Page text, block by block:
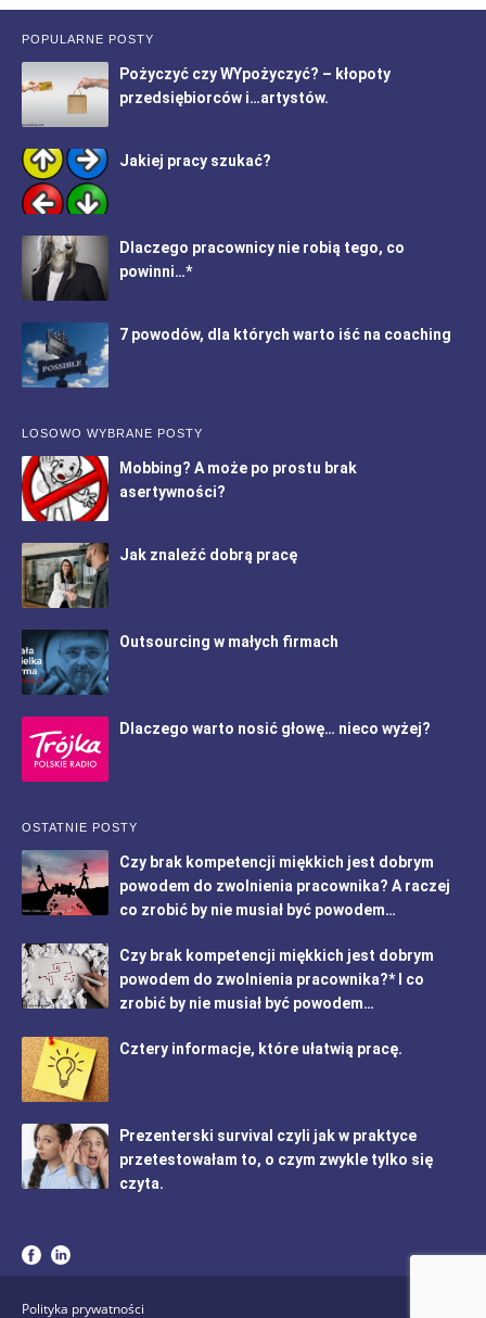
POPULARNE POSTY
Pożyczyć czy WYpożyczyć? – kłopoty
przedsiębiorców i…artystów.
Jakiej pracy szukać?
Dlaczego pracownicy nie robią tego, co
powinni…*
7 powodów, dla których warto iść na coaching
LOSOWO WYBRANE POSTY
Mobbing? A może po prostu brak
asertywności?
Jak znaleźć dobrą pracę
Outsourcing w małych firmach
Dlaczego warto nosić głowę… nieco wyżej?
OSTATNIE POSTY
Czy brak kompetencji miękkich jest dobrym
powodem do zwolnienia pracownika? A raczej
co zrobić by nie musiał być powodem…
Czy brak kompetencji miękkich jest dobrym
powodem do zwolnienia pracownika?* I co
zrobić by nie musiał być powodem…
Cztery informacje, które ułatwią pracę.
Prezenterski survival czyli jak w praktyce
przetestowałam to, o czym zwykle tylko się
czyta.
Polityka prywatności